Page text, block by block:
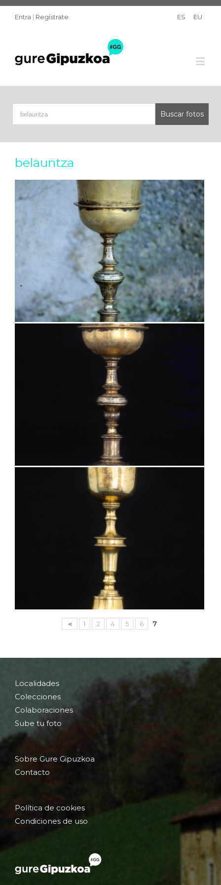
Entra | Regístrate ES EU
belauntza
◄ 1 2 4 5 6 7
Localidades
Colecciones
Colaboraciones
Sube tu foto
Sobre Gure Gipuzkoa
Contacto
Política de cookies
Condiciones de uso